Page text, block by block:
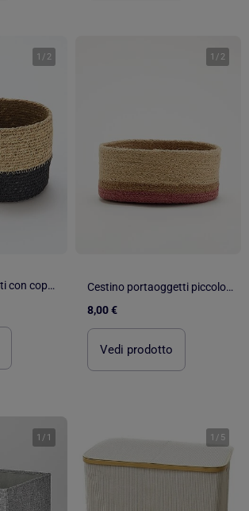
1 / 2
Cesto portaoggetti con coperchio
1 / 2
Cestino portaoggetti piccolo in juta
8,00 €
Vedi prodotto
1 / 1 1 / 5